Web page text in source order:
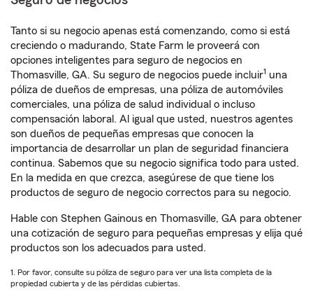
Tanto si su negocio apenas está comenzando, como si está
creciendo o madurando, State Farm le proveerá con
opciones inteligentes para seguro de negocios en
Thomasville, GA. Su seguro de negocios puede incluir1 una
póliza de dueños de empresas, una póliza de automóviles
comerciales, una póliza de salud individual o incluso
compensación laboral. Al igual que usted, nuestros agentes
son dueños de pequeñas empresas que conocen la
importancia de desarrollar un plan de seguridad financiera
continua. Sabemos que su negocio significa todo para usted.
En la medida en que crezca, asegúrese de que tiene los
productos de seguro de negocio correctos para su negocio.
Hable con Stephen Gainous en Thomasville, GA para obtener
una cotización de seguro para pequeñas empresas y elija qué
productos son los adecuados para usted.
1. Por favor, consulte su póliza de seguro para ver una lista completa de la
propiedad cubierta y de las pérdidas cubiertas.